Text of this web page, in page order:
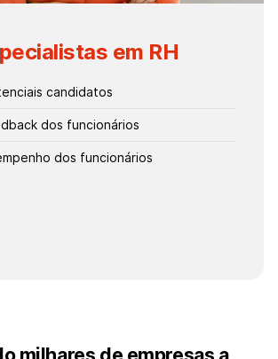
em RH
candidatos
dos funcionários
dos funcionários